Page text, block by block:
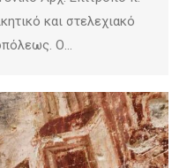
και στελεχιακό
Ο…